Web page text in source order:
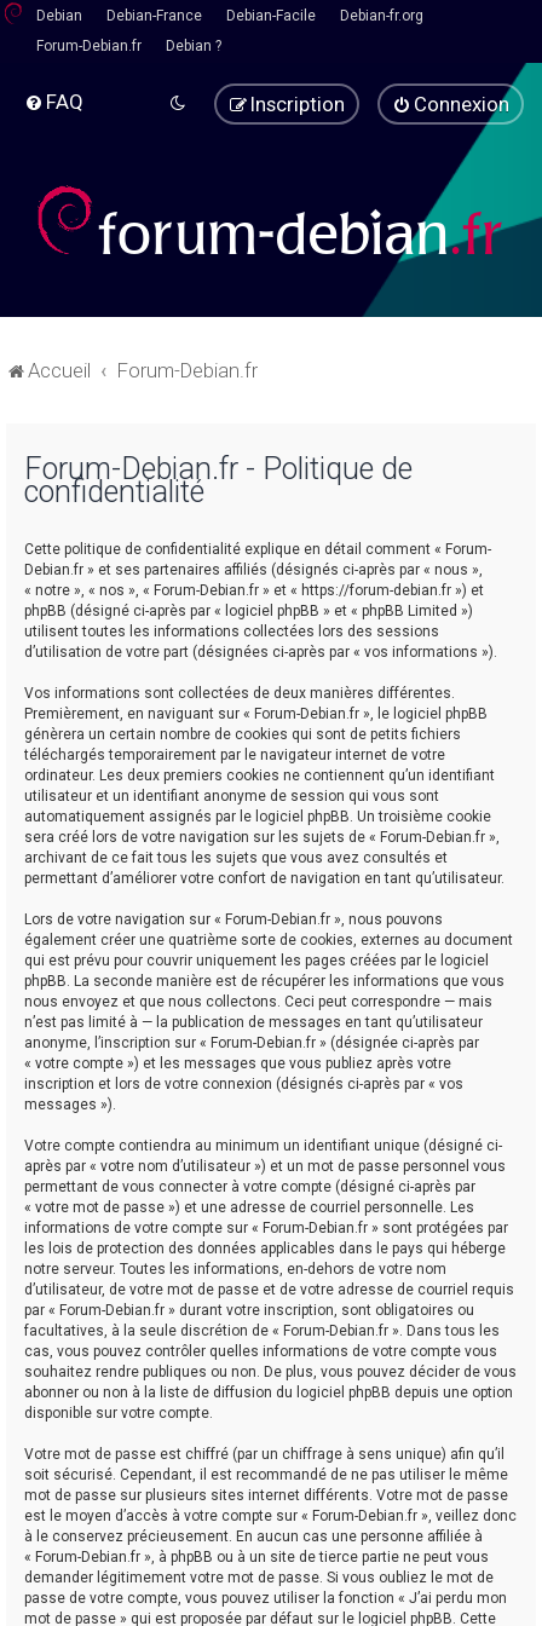
Debian Debian-France Debian-Facile
Debian-fr.org
Forum-Debian.fr
Debian ?
FAQ Connexion
Inscription
Accueil Forum-Debian.fr
Forum-Debian.fr - Politique de
confidentialité
Cette politique de confidentialité explique en détail comment « Forum-
Debian.fr » et ses partenaires affiliés (désignés ci-après par « nous »,
« notre », « nos », « Forum-Debian.fr » et « https://forum-debian.fr ») et
phpBB (désigné ci-après par « logiciel phpBB » et « phpBB Limited »)
utilisent toutes les informations collectées lors des sessions
d’utilisation de votre part (désignées ci-après par « vos informations »).
Vos informations sont collectées de deux manières différentes.
Premièrement, en naviguant sur « Forum-Debian.fr », le logiciel phpBB
génèrera un certain nombre de cookies qui sont de petits fichiers
téléchargés temporairement par le navigateur internet de votre
ordinateur. Les deux premiers cookies ne contiennent qu’un identifiant
utilisateur et un identifiant anonyme de session qui vous sont
automatiquement assignés par le logiciel phpBB. Un troisième cookie
sera créé lors de votre navigation sur les sujets de « Forum-Debian.fr »,
archivant de ce fait tous les sujets que vous avez consultés et
permettant d’améliorer votre confort de navigation en tant qu’utilisateur.
Lors de votre navigation sur « Forum-Debian.fr », nous pouvons
également créer une quatrième sorte de cookies, externes au document
qui est prévu pour couvrir uniquement les pages créées par le logiciel
phpBB. La seconde manière est de récupérer les informations que vous
nous envoyez et que nous collectons. Ceci peut correspondre — mais
n’est pas limité à — la publication de messages en tant qu’utilisateur
anonyme, l’inscription sur « Forum-Debian.fr » (désignée ci-après par
« votre compte ») et les messages que vous publiez après votre
inscription et lors de votre connexion (désignés ci-après par « vos
messages »).
Votre compte contiendra au minimum un identifiant unique (désigné ci-
après par « votre nom d’utilisateur ») et un mot de passe personnel vous
permettant de vous connecter à votre compte (désigné ci-après par
« votre mot de passe ») et une adresse de courriel personnelle. Les
informations de votre compte sur « Forum-Debian.fr » sont protégées par
les lois de protection des données applicables dans le pays qui héberge
notre serveur. Toutes les informations, en-dehors de votre nom
d’utilisateur, de votre mot de passe et de votre adresse de courriel requis
par « Forum-Debian.fr » durant votre inscription, sont obligatoires ou
facultatives, à la seule discrétion de « Forum-Debian.fr ». Dans tous les
cas, vous pouvez contrôler quelles informations de votre compte vous
souhaitez rendre publiques ou non. De plus, vous pouvez décider de vous
abonner ou non à la liste de diffusion du logiciel phpBB depuis une option
disponible sur votre compte.
Votre mot de passe est chiffré (par un chiffrage à sens unique) afin qu’il
soit sécurisé. Cependant, il est recommandé de ne pas utiliser le même
mot de passe sur plusieurs sites internet différents. Votre mot de passe
est le moyen d’accès à votre compte sur « Forum-Debian.fr », veillez donc
à le conservez précieusement. En aucun cas une personne affiliée à
« Forum-Debian.fr », à phpBB ou à un site de tierce partie ne peut vous
demander légitimement votre mot de passe. Si vous oubliez le mot de
passe de votre compte, vous pouvez utiliser la fonction « J’ai perdu mon
mot de passe » qui est proposée par défaut sur le logiciel phpBB. Cette